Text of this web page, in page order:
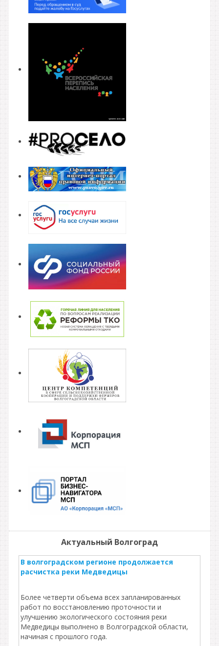
Актуальный Волгоград
В волгоградском регионе продолжается
расчистка реки Медведицы
Более четверти объема всех запланированных
работ по восстановлению проточности и
улучшению экологического состояния реки
Медведицы выполнено в Волгоградской области,
начиная с прошлого года.